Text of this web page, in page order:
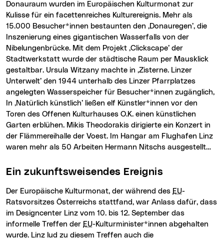
Donauraum wurden im Europäischen Kulturmonat zur
Kulisse für ein facettenreiches Kulturereignis. Mehr als
15.000 Besucher*innen bestaunten den ‚Donauregen’, die
Inszenierung eines gigantischen Wasserfalls von der
Nibelungenbrücke. Mit dem Projekt ‚Clickscape’ der
Stadtwerkstatt wurde der städtische Raum per Mausklick
gestaltbar. Ursula Witzany machte in ‚Zisterne. Linzer
Unterwelt’ den 1944 unterhalb des Linzer Pfarrplatzes
angelegten Wasserspeicher für Besucher*innen zugänglich,
In ‚Natürlich künstlich’ ließen elf Künstler*innen vor den
Toren des Offenen Kulturhauses O.K. einen künstlichen
Garten erblühen. Mikis Theodorakis dirigierte ein Konzert in
der Flämmereihalle der Voest. Im Hangar am Flughafen Linz
waren mehr als 50 Arbeiten Hermann Nitschs ausgestellt…
Ein zukunftsweisendes Ereignis
Der Europäische Kulturmonat, der während des EU-
Ratsvorsitzes Österreichs stattfand, war Anlass dafür, dass
im Designcenter Linz vom 10. bis 12. September das
informelle Treffen der EU-Kulturminister*innen abgehalten
wurde. Linz lud zu diesem Treffen auch die